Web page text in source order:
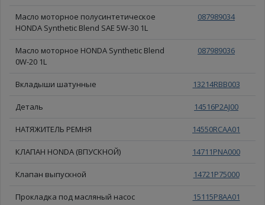
Масло моторное полусинтетическое
HONDA Synthetic Blend SAE 5W-30 1L
087989034
Масло моторное HONDA Synthetic Blend
0W-20 1L
087989036
Вкладыши шатунные 13214RBB003
Деталь 14516P2AJ00
НАТЯЖИТЕЛЬ РЕМНЯ 14550RCAA01
КЛАПАН HONDA (ВПУСКНОЙ) 14711PNA000
Клапан выпускной 14721P75000
Прокладка под масляный насос 15115P8AA01